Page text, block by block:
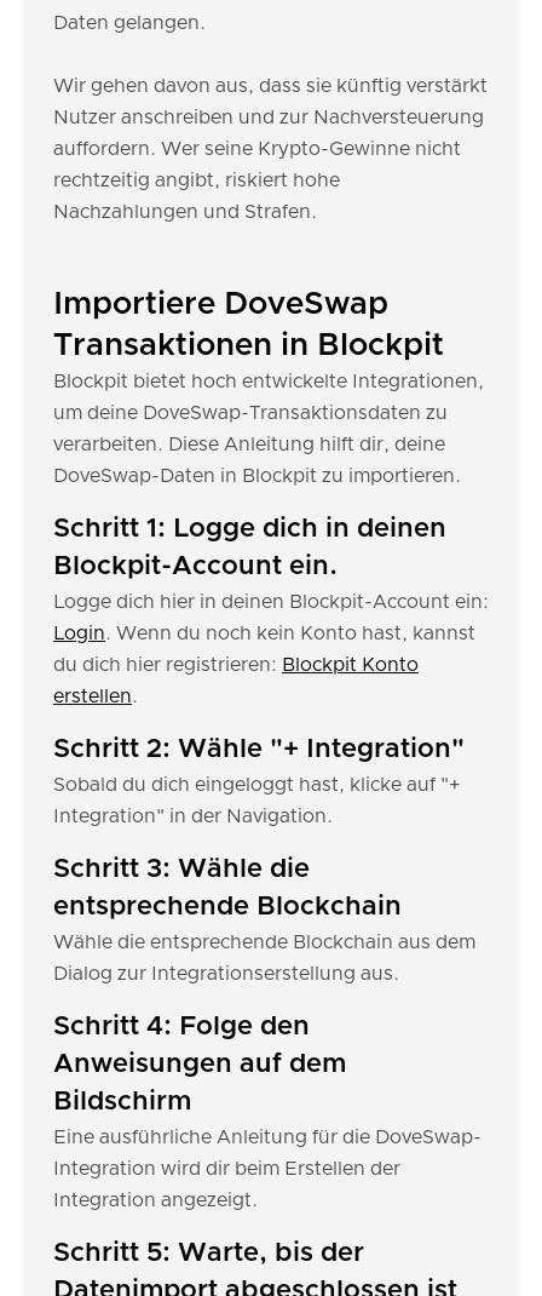
Daten gelangen.
Wir gehen davon aus, dass sie künftig verstärkt
Nutzer anschreiben und zur Nachversteuerung
auffordern. Wer seine Krypto-Gewinne nicht
rechtzeitig angibt, riskiert hohe
Nachzahlungen und Strafen.
Importiere DoveSwap
Transaktionen in Blockpit
Blockpit bietet hoch entwickelte Integrationen,
um deine DoveSwap-Transaktionsdaten zu
verarbeiten. Diese Anleitung hilft dir, deine
DoveSwap-Daten in Blockpit zu importieren.
Schritt 1: Logge dich in deinen
Blockpit-Account ein.
Logge dich hier in deinen Blockpit-Account ein:
Login. Wenn du noch kein Konto hast, kannst
du dich hier registrieren: Blockpit Konto
erstellen.
Schritt 2: Wähle "+ Integration"
Sobald du dich eingeloggt hast, klicke auf "+
Integration" in der Navigation.
Schritt 3: Wähle die
entsprechende Blockchain
Wähle die entsprechende Blockchain aus dem
Dialog zur Integrationserstellung aus.
Schritt 4: Folge den
Anweisungen auf dem
Bildschirm
Eine ausführliche Anleitung für die DoveSwap-
Integration wird dir beim Erstellen der
Integration angezeigt.
Schritt 5: Warte, bis der